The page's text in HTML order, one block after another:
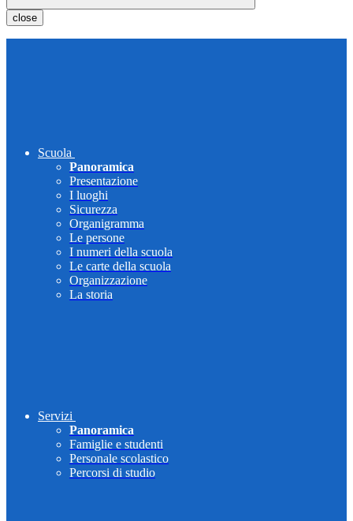
close
Scuola
Panoramica
Presentazione
I luoghi
Sicurezza
Organigramma
Le persone
I numeri della scuola
Le carte della scuola
Organizzazione
La storia
Servizi
Panoramica
Famiglie e studenti
Personale scolastico
Percorsi di studio